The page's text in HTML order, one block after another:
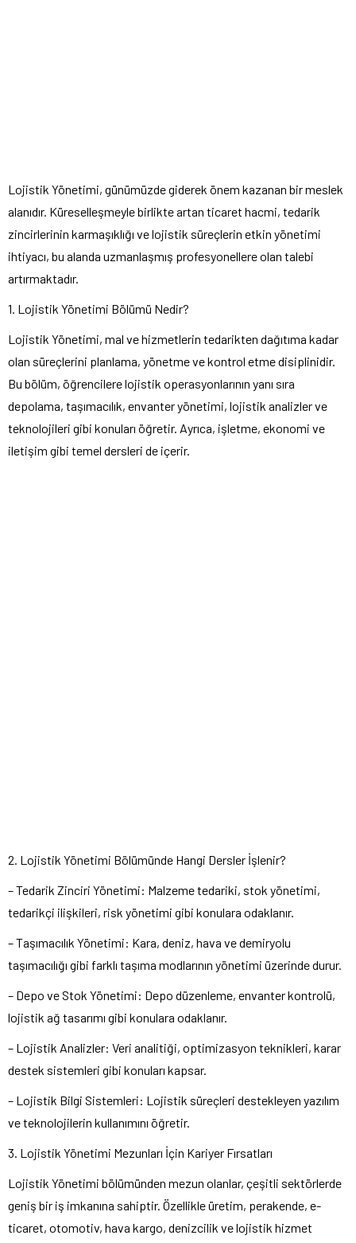
Lojistik Yönetimi, günümüzde giderek önem kazanan bir meslek
alanıdır. Küreselleşmeyle birlikte artan ticaret hacmi, tedarik
zincirlerinin karmaşıklığı ve lojistik süreçlerin etkin yönetimi
ihtiyacı, bu alanda uzmanlaşmış profesyonellere olan talebi
artırmaktadır.
1. Lojistik Yönetimi Bölümü Nedir?
Lojistik Yönetimi, mal ve hizmetlerin tedarikten dağıtıma kadar
olan süreçlerini planlama, yönetme ve kontrol etme disiplinidir.
Bu bölüm, öğrencilere lojistik operasyonlarının yanı sıra
depolama, taşımacılık, envanter yönetimi, lojistik analizler ve
teknolojileri gibi konuları öğretir. Ayrıca, işletme, ekonomi ve
iletişim gibi temel dersleri de içerir.
2. Lojistik Yönetimi Bölümünde Hangi Dersler İşlenir?
– Tedarik Zinciri Yönetimi: Malzeme tedariki, stok yönetimi,
tedarikçi ilişkileri, risk yönetimi gibi konulara odaklanır.
– Taşımacılık Yönetimi: Kara, deniz, hava ve demiryolu
taşımacılığı gibi farklı taşıma modlarının yönetimi üzerinde durur.
– Depo ve Stok Yönetimi: Depo düzenleme, envanter kontrolü,
lojistik ağ tasarımı gibi konulara odaklanır.
– Lojistik Analizler: Veri analitiği, optimizasyon teknikleri, karar
destek sistemleri gibi konuları kapsar.
– Lojistik Bilgi Sistemleri: Lojistik süreçleri destekleyen yazılım
ve teknolojilerin kullanımını öğretir.
3. Lojistik Yönetimi Mezunları İçin Kariyer Fırsatları
Lojistik Yönetimi bölümünden mezun olanlar, çeşitli sektörlerde
geniş bir iş imkanına sahiptir. Özellikle üretim, perakende, e-
ticaret, otomotiv, hava kargo, denizcilik ve lojistik hizmet